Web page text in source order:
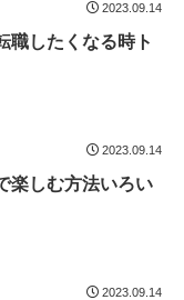
2023.09.14
職したくなる時ト
2023.09.14
楽しむ方法いろい
2023.09.14